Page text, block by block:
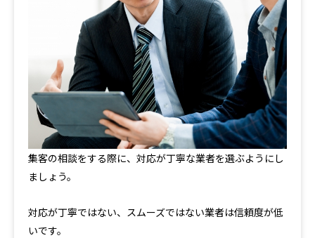
集客の相談をする際に、対応が丁寧な業者を選ぶようにし
ましょう。
対応が丁寧ではない、スムーズではない業者は信頼度が低
いです。